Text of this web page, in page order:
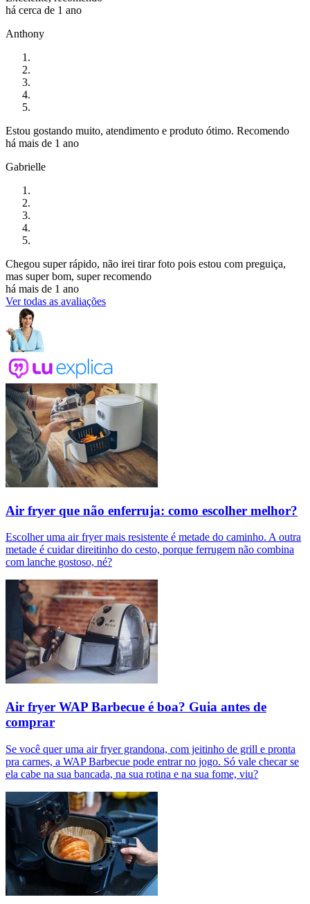
há cerca de 1 ano
Anthony
Estou gostando muito, atendimento e produto ótimo. Recomendo
há mais de 1 ano
Gabrielle
Chegou super rápido, não irei tirar foto pois estou com preguiça,
mas super bom, super recomendo
há mais de 1 ano
Ver todas as avaliações
Air fryer que não enferruja: como escolher melhor?
Escolher uma air fryer mais resistente é metade do caminho. A outra
metade é cuidar direitinho do cesto, porque ferrugem não combina
com lanche gostoso, né?
Air fryer WAP Barbecue é boa? Guia antes de
comprar
Se você quer uma air fryer grandona, com jeitinho de grill e pronta
pra carnes, a WAP Barbecue pode entrar no jogo. Só vale checar se
ela cabe na sua bancada, na sua rotina e na sua fome, viu?